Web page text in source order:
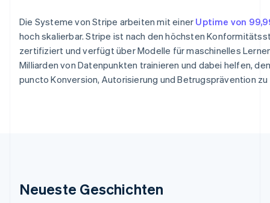
Die Systeme von Stripe arbeiten mit einer Uptime von
hoch skalierbar. Stripe ist nach den höchsten
zertifiziert und verfügt über Modelle für maschinelles
Milliarden von Datenpunkten trainieren und dabei helfen,
puncto Konversion, Autorisierung und Betrugsprävention
Neueste Geschichten
English
Indien
English
Irland
English
Italien
English